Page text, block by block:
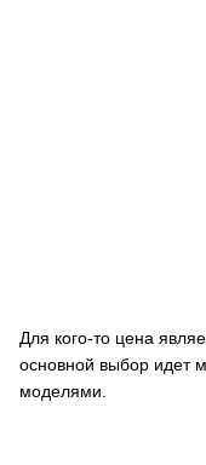
Для кого-то цена
основной выбор идет
моделями.